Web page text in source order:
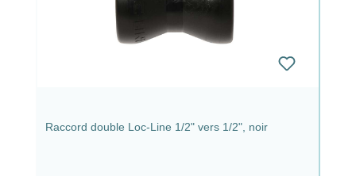
Raccord double Loc-Line 1/2" vers 1/2", noir